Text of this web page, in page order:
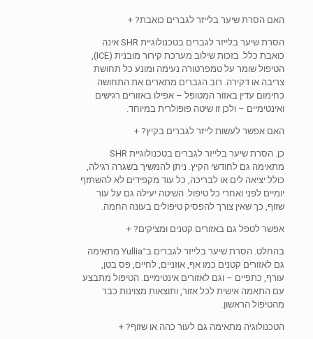
האם הסרת שיער בלייזר לגברים כואבת? +
הסרת שיער בלייזר לגברים בטכנולוגיית SHR אינה
כואבת כלל. בזכות שילוב מערכת קירור מובנית (ICE),
הטיפול שומר על טמפרטורה נעימה ומונע כל תחושת
צריבה או דקירה. רוב הגברים מתארים את התחושה
כחימום עדין באזור המטופל – אפילו באזורים רגישים
ואינטימיים – ולכן זו שיטה פופולרית במיוחד.
האם אפשר לעשות לייזר לגברים בקיץ? +
כן. הסרת שיער בלייזר לגברים בטכנולוגיית SHR
מתאימה גם לחודשי הקיץ. ניתן להמשיך בשגרה רגילה,
כולל יציאה לים או לבריכה, כל עוד מקפידים לא להשתזף
יומיים לפני ואחרי כל טיפול. השיטה יעילה גם על עור
שזוף, כך שאין צורך להפסיק טיפולים בעונה החמה.
אפשר לטפל גם באזורים קטנים ומציקים? +
בהחלט. הסרת שיער בלייזר לגברים ב־Yullia מתאימה
גם לאזורים קטנים כמו אף, אוזניים, לחיים, פס בטן,
עורף, כתפיים – וגם לאזורים אינטימיים. הטיפול מתבצע
עם התאמה אישית לכל אזור, ותוצאות מצוינות כבר
מהטיפול הראשון.
הטכנולוגיה מתאימה גם לעור כהה או שזוף? +